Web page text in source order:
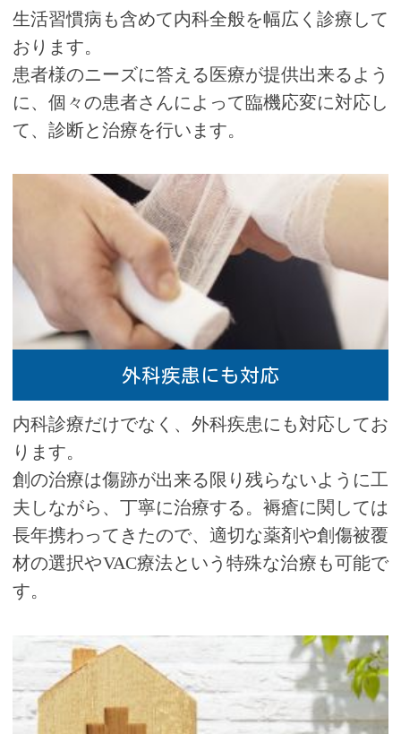
通じて質の高い医療を提供できるよう取り組
んでいます。また、算定した診療報酬の区
分・項目の名称及びその点数又は金額を記載
した詳細な明細書を無料で交付しています。
＜充実管理加算＞
充実管理加算とは厚生労働省が実施する「外
来医療等調査」に準拠したデータを正確に作
成し、継続して提出されることを評価したも
のです。 提出されるデータは、患者個人を特
定できないようにしたうえで、厚生労働省に
おいて外来医療等に係る実態の把握・分析等
のために活用されます。 当院はこの調査にお
けるデータの実績が厚生労働省に認められた
保険医療機関に認定されております。
2026年1月より「外来データ提出加算」として
算定しておりましたが、厚生労働省の指針に
基づき2026年6月より「充実管理加算」と名称
変更して算定させていただくことになりまし
たのでご了承ください。
＜外来・在宅ベースアップ評価料＞
算定しています。
これは、医療従事者の処遇改善（賃金引き上
げ）を目的として、診療報酬の中で設けられ
た評価料です。
・算定対象：初診時・再診時
生活習慣病も含めて内科全般を幅広く診療して
おります。
患者様のニーズに答える医療が提供出来るよう
に、個々の患者さんによって臨機応変に対応し
て、診断と治療を行います。
外科疾患にも対応
内科診療だけでなく、外科疾患にも対応してお
ります。
創の治療は傷跡が出来る限り残らないように工
夫しながら、丁寧に治療する。褥瘡に関しては
長年携わってきたので、適切な薬剤や創傷被覆
材の選択やVAC療法という特殊な治療も可能で
す。